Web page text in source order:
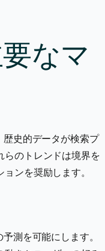
なマ
史的データが検索プ
らのトレンドは境界を
ンを奨励します。
測を可能にします。